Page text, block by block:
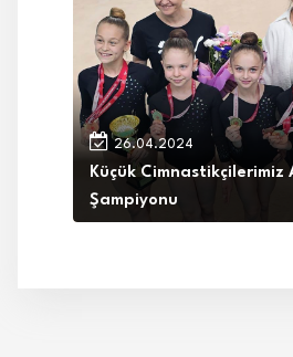
26.04.2024
Küçük Cimnastikçilerimiz
Şampiyonu